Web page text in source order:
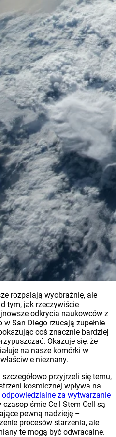
rozpalają wyobraźnię, ale
tym, jak rzeczywiście
odkrycia naukowców z
San Diego rzucają zupełnie
coś znacznie bardziej
Okazuje się, że
na nasze komórki w
nieznany.
przyjrzeli się temu,
kosmicznej wpływa na
za wytwarzanie
Cell Stem Cell są
pewną nadzieję –
procesów starzenia, ale
te mogą być odwracalne.